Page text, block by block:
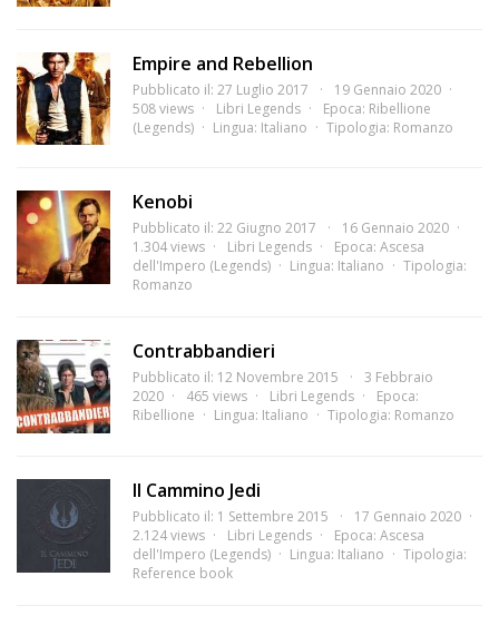
Empire and Rebellion
Pubblicato il: 27 Luglio 2017
19 Gennaio 2020
508 views
Libri Legends Epoca: Ribellione
(Legends)
Lingua: Italiano Tipologia: Romanzo
Kenobi
Pubblicato il: 22 Giugno 2017
16 Gennaio 2020
1.304 views
Libri Legends Epoca: Ascesa
dell'Impero (Legends)
Lingua: Italiano
Tipologia:
Romanzo
Contrabbandieri
Pubblicato il: 12 Novembre 2015
3 Febbraio
2020
465 views Libri Legends
Epoca:
Ribellione
Lingua: Italiano Tipologia: Romanzo
Il Cammino Jedi
Pubblicato il: 1 Settembre 2015
17 Gennaio 2020
2.124 views
Libri Legends Epoca: Ascesa
dell'Impero (Legends)
Lingua: Italiano
Tipologia:
Reference book